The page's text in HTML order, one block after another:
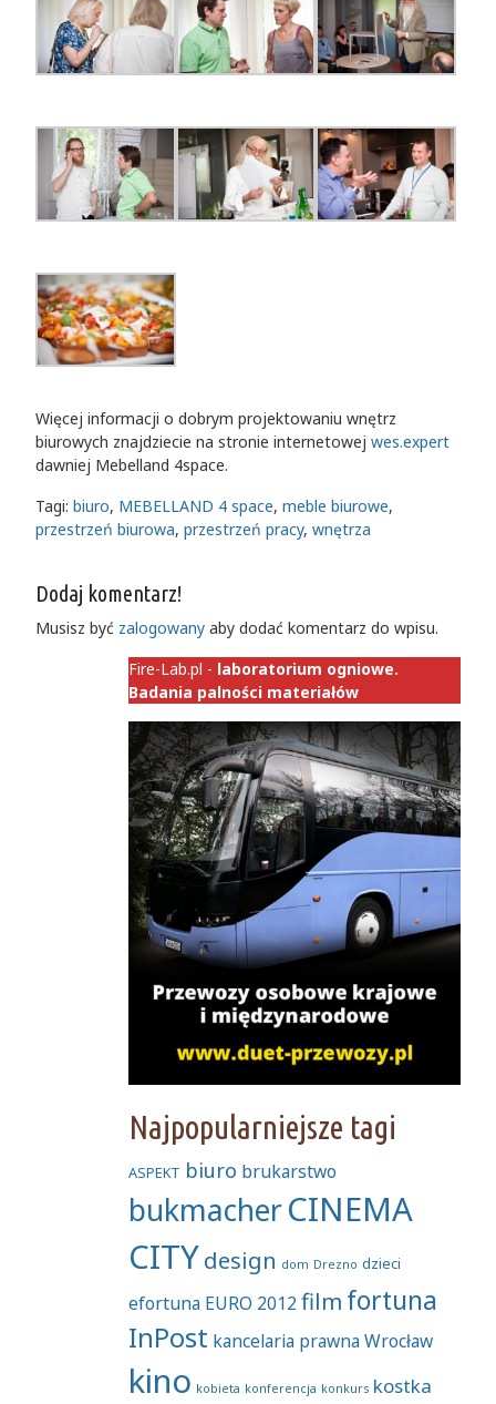
Więcej informacji o dobrym projektowaniu wnętrz
biurowych znajdziecie na stronie internetowej wes.expert
dawniej Mebelland 4space.
Tagi: biuro, MEBELLAND 4 space, meble biurowe,
przestrzeń biurowa, przestrzeń pracy, wnętrza
Dodaj komentarz!
Musisz być zalogowany aby dodać komentarz do wpisu.
Fire-Lab.pl - laboratorium ogniowe.
Badania palności materiałów
Najpopularniejsze tagi
ASPEKT biuro brukarstwo
bukmacherCINEMA
CITYdesign dom Drezno dzieci
efortuna EURO 2012film fortuna
InPost kancelaria prawna Wrocław
kino kobieta konferencja konkurs kostka